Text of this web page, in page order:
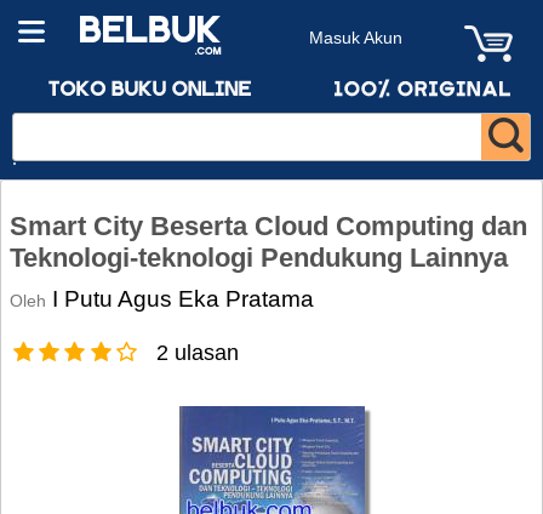
Masuk Akun
Smart City Beserta Cloud Computing dan
Teknologi-teknologi Pendukung Lainnya
Oleh I Putu Agus Eka Pratama
2 ulasan